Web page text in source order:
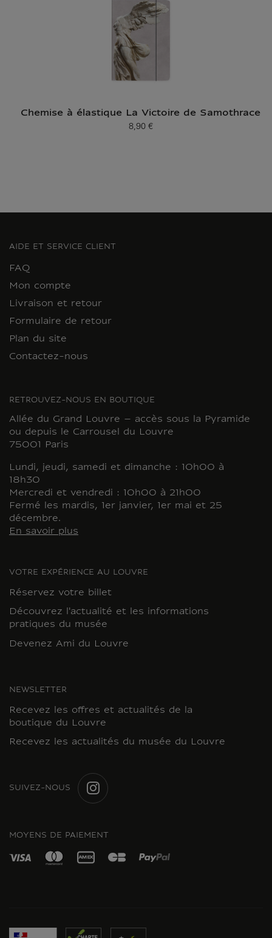
Chemise à élastique La Victoire de Samothrace
Prix ​​actuel
8,90 €
AIDE ET SERVICE CLIENT
FAQ
Mon compte
Livraison et retour
Formulaire de retour
Plan du site
Contactez-nous
RETROUVEZ-NOUS EN BOUTIQUE
Allée du Grand Louvre – accès sous la Pyramide
ou depuis le Carrousel du Louvre
75001 Paris
Lundi, jeudi, samedi et dimanche : 10h00 à
18h30
Mercredi et vendredi : 10h00 à 21h00
Fermé les mardis, 1er janvier, 1er mai et 25
décembre.
En savoir plus
VOTRE EXPÉRIENCE AU LOUVRE
Réservez votre billet
Découvrez l'actualité et les informations
pratiques du musée
Devenez Ami du Louvre
NEWSLETTER
Recevez les offres et actualités de la
boutique du Louvre
Recevez les actualités du musée du Louvre
SUIVEZ-NOUS
MOYENS DE PAIEMENT